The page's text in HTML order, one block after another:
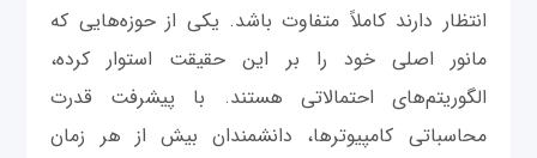
انتظار دارند کاملاً متفاوت باشد. یکی از حوزه‌هایی که
مانور اصلی خود را بر این حقیقت استوار کرده،
الگوریتم‌های احتمالاتی هستند. با پیشرفت قدرت
محاسباتی کامپیوترها، دانشمندان بیش از هر زمان